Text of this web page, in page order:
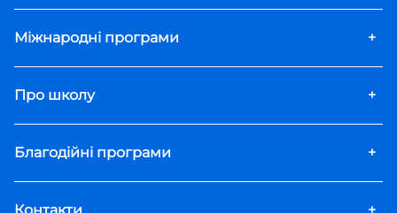
Міжнародні програми +
Про школу +
Благодійні програми +